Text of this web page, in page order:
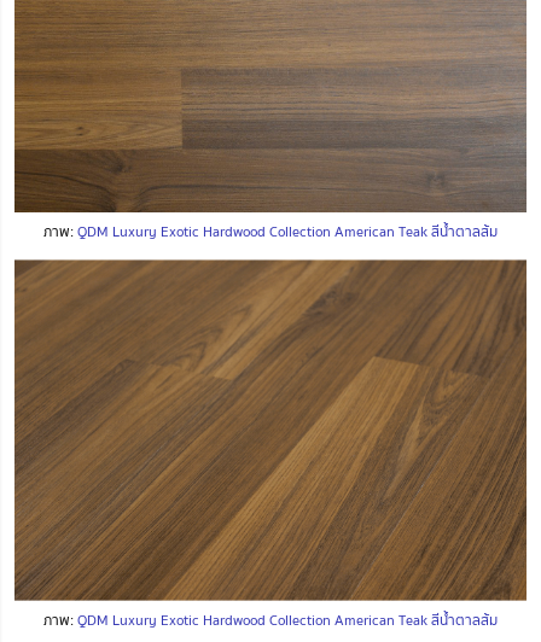
ภาพ:QDM Luxury Exotic Hardwood Collection American Teak สีน้ำตาลส้ม
ภาพ:QDM Luxury Exotic Hardwood Collection American Teak สีน้ำตาลส้ม